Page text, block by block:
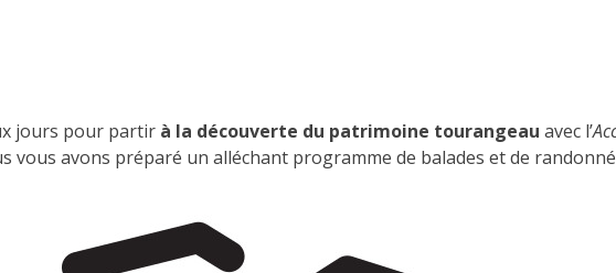
jours pour partir à la découverte du patrimoine tourangeau avec l’
vous avons préparé un alléchant programme de balades et de